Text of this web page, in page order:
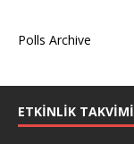
Polls Archive
ETKİNLİK TAKVİMİ